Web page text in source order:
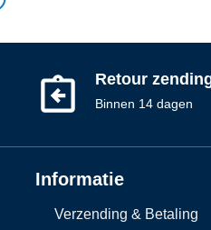
Retour
Binnen 14 dagen
Informatie
Verzending & Betaling